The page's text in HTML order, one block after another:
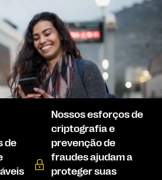
de
Nossos esforços de
criptografia e
prevenção de
fraudes ajudam a
proteger suas